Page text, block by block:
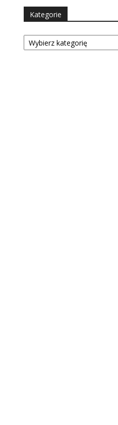
Kategorie
Kategorie